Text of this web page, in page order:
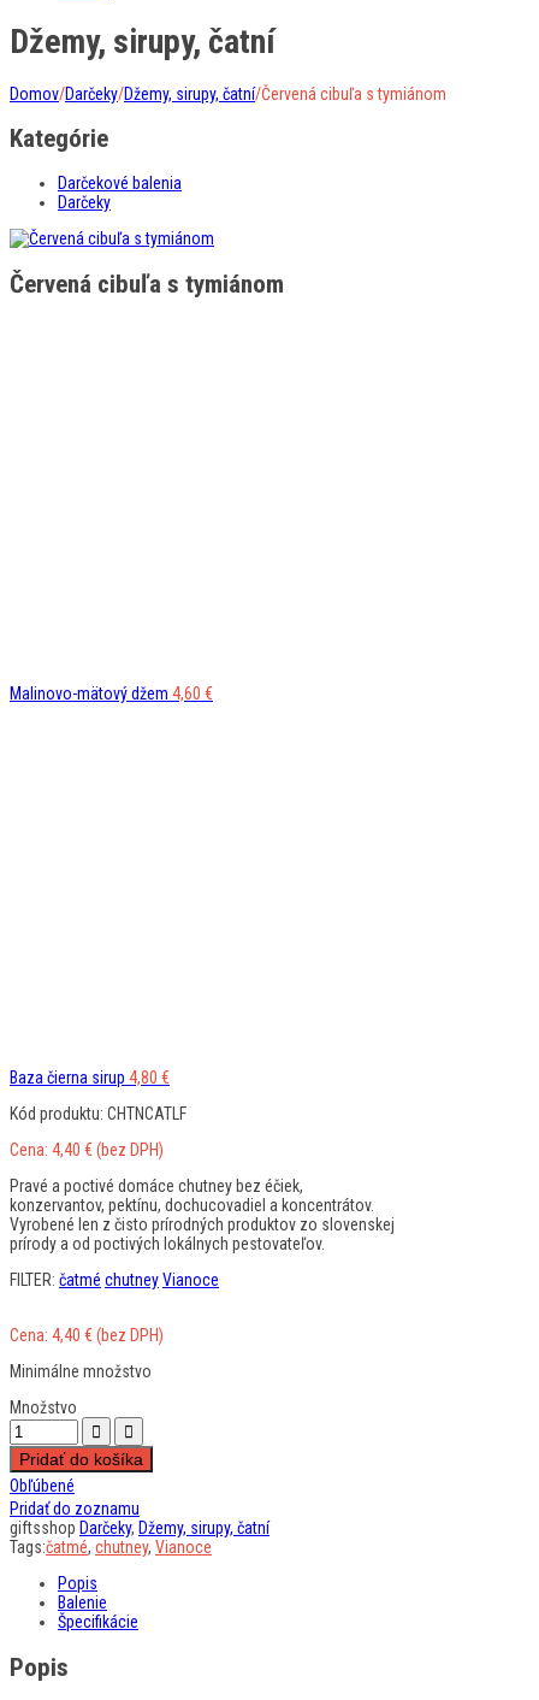
Džemy, sirupy, čatní
Domov/Darčeky/Džemy, sirupy, čatní/Červená cibuľa s tymiánom
Kategórie
Darčekové balenia
Darčeky
Červená cibuľa s tymiánom
Malinovo-mätový džem 4,60 €
Baza čierna sirup 4,80 €
Kód produktu: CHTNCATLF
Cena: 4,40 €(bez DPH)
Pravé a poctivé domáce chutney bez éčiek,
konzervantov, pektínu, dochucovadiel a koncentrátov.
Vyrobené len z čisto prírodných produktov zo slovenskej
prírody a od poctivých lokálnych pestovateľov.
FILTER: čatmé chutneyVianoce
Cena: 4,40 €(bez DPH)
Minimálne množstvo
Množstvo
Pridať do košíka
Obľúbené
Pridať do zoznamu
giftsshop Darčeky, Džemy, sirupy, čatní
Tags:čatmé, chutney, Vianoce
Popis
Balenie
Špecifikácie
Popis